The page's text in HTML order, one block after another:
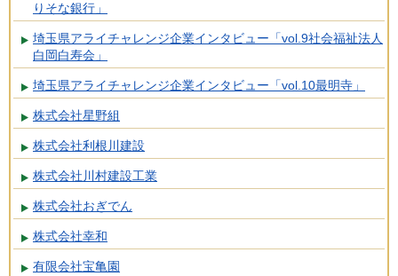
りそな銀行」
埼玉県アライチャレンジ企業インタビュー「vol.9社会福祉法人
白岡白寿会」
埼玉県アライチャレンジ企業インタビュー「vol.10最明寺」
株式会社星野組
株式会社利根川建設
株式会社川村建設工業
株式会社おぎでん
株式会社幸和
有限会社宝亀園